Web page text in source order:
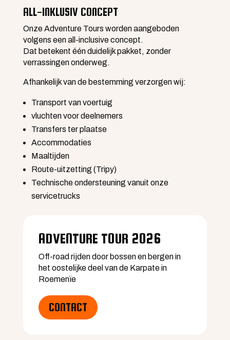
ALL-INKLUSIV CONCEPT
Onze Adventure Tours worden aangeboden
volgens een all-inclusive concept.
Dat betekent één duidelijk pakket, zonder
verrassingen onderweg.
Afhankelijk van de bestemming verzorgen wij:
Transport van voertuig
vluchten voor deelnemers
Transfers ter plaatse
Accommodaties
Maaltijden
Route-uitzetting (Tripy)
Technische ondersteuning vanuit onze
servicetrucks
Voor wie is de Adventure Tour
ADVENTURE TOUR 2026
Off-road rijden door bossen en bergen in
het oostelijke deel van de Karpate in
Roemenïe
CONTACT